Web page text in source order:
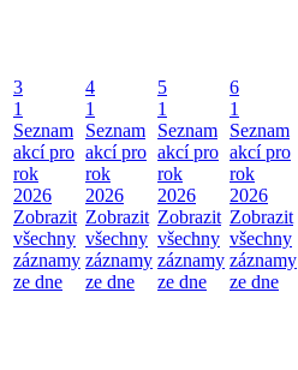
3
1
Seznam
akcí pro
rok
2026
Zobrazit
všechny
záznamy
ze dne
4
1
Seznam
akcí pro
rok
2026
Zobrazit
všechny
záznamy
ze dne
5
1
Seznam
akcí pro
rok
2026
Zobrazit
všechny
záznamy
ze dne
6
1
Seznam
akcí pro
rok
2026
Zobrazit
všechny
záznamy
ze dne